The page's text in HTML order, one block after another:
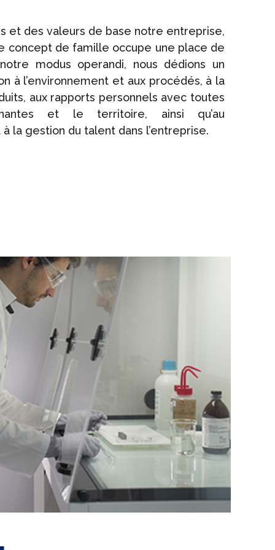
et des valeurs de base notre entreprise,
concept de famille occupe une place de
modus operandi, nous dédions un
à l’environnement et aux procédés, à la
aux rapports personnels avec toutes
et le territoire, ainsi qu’au
la gestion du talent dans l’entreprise.